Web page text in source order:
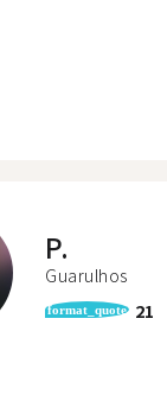
P.
Guarulhos
format_quote 21